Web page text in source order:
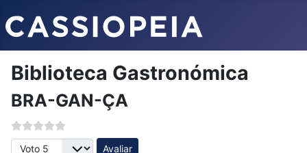
Biblioteca Gastronómica
BRA-GAN-ÇA
Avalie, por favor